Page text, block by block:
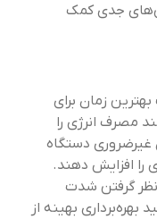
جدی کمک
زمان برای
مصرف انرژی را
دستگاه
را افزایش دهند.
گرفتن شدت
بهره‌برداری بهینه از